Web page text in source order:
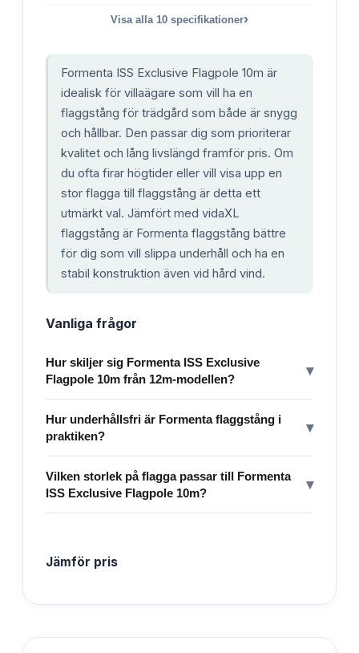
Visa alla 10 specifikationer›
Formenta ISS Exclusive Flagpole 10m är
idealisk för villaägare som vill ha en
flaggstång för trädgård som både är snygg
och hållbar. Den passar dig som prioriterar
kvalitet och lång livslängd framför pris. Om
du ofta firar högtider eller vill visa upp en
stor flagga till flaggstång är detta ett
utmärkt val. Jämfört med vidaXL
flaggstång är Formenta flaggstång bättre
för dig som vill slippa underhåll och ha en
stabil konstruktion även vid hård vind.
Vanliga frågor
Hur skiljer sig Formenta ISS Exclusive
Flagpole 10m från 12m-modellen?
▾
Hur underhållsfri är Formenta flaggstång i
praktiken?
▾
Vilken storlek på flagga passar till Formenta
ISS Exclusive Flagpole 10m?
▾
Jämför pris